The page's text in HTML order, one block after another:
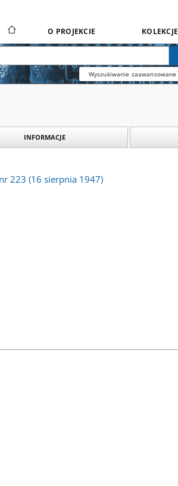
O PROJEKCIE KOLEKCJE
Wyszukiwanie zaawansowane
INFORMACJE
223 (16 sierpnia 1947)